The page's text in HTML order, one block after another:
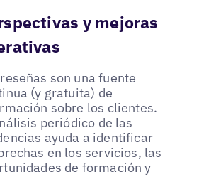
y mejoras
son una fuente
(y gratuita) de
sobre los clientes.
periódico de las
ayuda a identificar
en los servicios, las
de formación y